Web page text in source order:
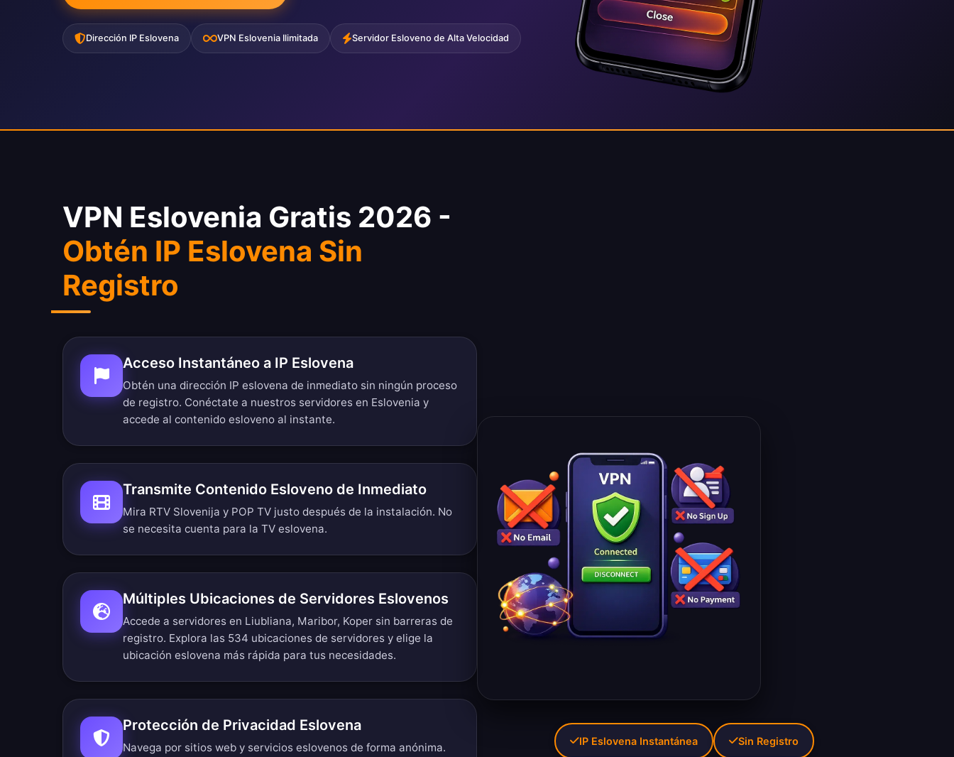
Dirección IP Eslovena VPN Eslovenia Ilimitada Servidor Esloveno de Alta Velocidad
VPN Eslovenia Gratis 2026 -
Obtén IP Eslovena Sin
Registro
Acceso Instantáneo a IP Eslovena
Obtén una dirección IP eslovena de inmediato sin ningún proceso
de registro. Conéctate a nuestros servidores en Eslovenia y
accede al contenido esloveno al instante.
Transmite Contenido Esloveno de Inmediato
Mira RTV Slovenija y POP TV justo después de la instalación. No
se necesita cuenta para la TV eslovena.
Múltiples Ubicaciones de Servidores Eslovenos
Accede a servidores en Liubliana, Maribor, Koper sin barreras de
registro. Explora las 534 ubicaciones de servidores y elige la
ubicación eslovena más rápida para tus necesidades.
Protección de Privacidad Eslovena
Navega por sitios web y servicios eslovenos de forma anónima.
IP Eslovena Instantánea Sin Registro